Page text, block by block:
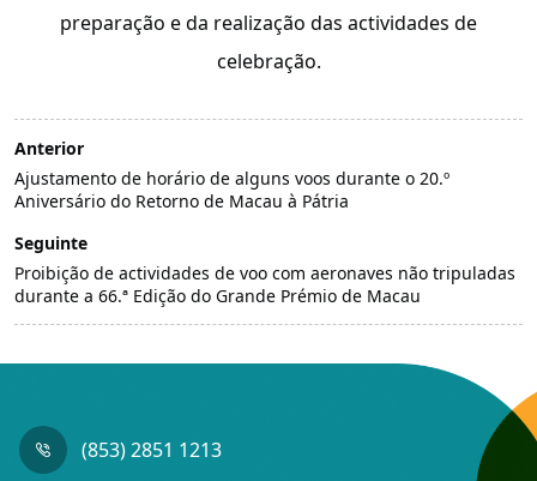
preparação e da realização das actividades de
celebração.
Anterior
Ajustamento de horário de alguns voos durante o 20.º
Aniversário do Retorno de Macau à Pátria
Seguinte
Proibição de actividades de voo com aeronaves não tripuladas
durante a 66.ª Edição do Grande Prémio de Macau
(853) 2851 1213